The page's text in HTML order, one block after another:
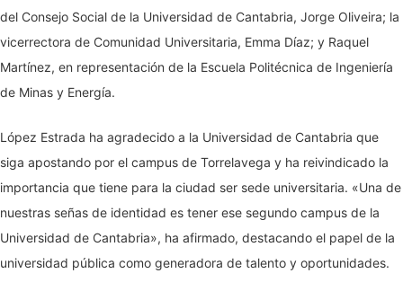
del Consejo Social de la Universidad de Cantabria, Jorge Oliveira; la
vicerrectora de Comunidad Universitaria, Emma Díaz; y Raquel
Martínez, en representación de la Escuela Politécnica de Ingeniería
de Minas y Energía.
López Estrada ha agradecido a la Universidad de Cantabria que
siga apostando por el campus de Torrelavega y ha reivindicado la
importancia que tiene para la ciudad ser sede universitaria. «Una de
nuestras señas de identidad es tener ese segundo campus de la
Universidad de Cantabria», ha afirmado, destacando el papel de la
universidad pública como generadora de talento y oportunidades.